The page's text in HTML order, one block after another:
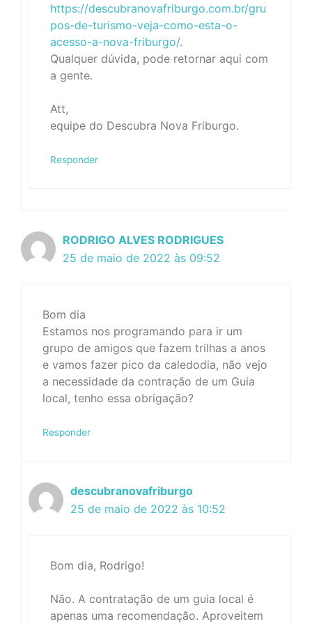
https://descubranovafriburgo.com.br/gru
pos-de-turismo-veja-como-esta-o-
acesso-a-nova-friburgo/.
Qualquer dúvida, pode retornar aqui com
a gente.
Att,
equipe do Descubra Nova Friburgo.
Responder
RODRIGO ALVES RODRIGUES
25 de maio de 2022 às 09:52
Bom dia
Estamos nos programando para ir um
grupo de amigos que fazem trilhas a anos
e vamos fazer pico da caledodia, não vejo
a necessidade da contração de um Guia
local, tenho essa obrigação?
Responder
descubranovafriburgo
25 de maio de 2022 às 10:52
Bom dia, Rodrigo!
Não. A contratação de um guia local é
apenas uma recomendação. Aproveitem